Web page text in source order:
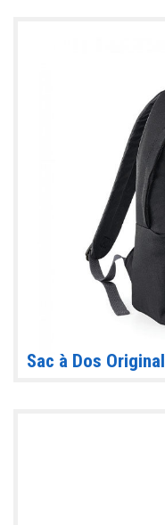
Sac à Dos Original